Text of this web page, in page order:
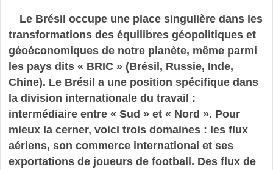
Le Brésil occupe une place singulière dans les
transformations des équilibres géopolitiques et
géoéconomiques de notre planète, même parmi
les pays dits « BRIC » (Brésil, Russie, Inde,
Chine). Le Brésil a une position spécifique dans
la division internationale du travail :
intermédiaire entre « Sud » et « Nord ». Pour
mieux la cerner, voici trois domaines : les flux
aériens, son commerce international et ses
exportations de joueurs de football. Des flux de